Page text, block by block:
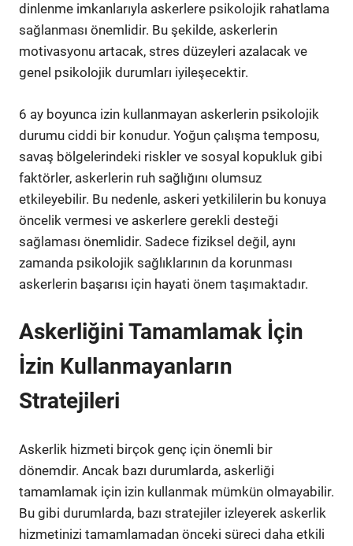
dinlenme imkanlarıyla askerlere psikolojik rahatlama
sağlanması önemlidir. Bu şekilde, askerlerin
motivasyonu artacak, stres düzeyleri azalacak ve
genel psikolojik durumları iyileşecektir.
6 ay boyunca izin kullanmayan askerlerin psikolojik
durumu ciddi bir konudur. Yoğun çalışma temposu,
savaş bölgelerindeki riskler ve sosyal kopukluk gibi
faktörler, askerlerin ruh sağlığını olumsuz
etkileyebilir. Bu nedenle, askeri yetkililerin bu konuya
öncelik vermesi ve askerlere gerekli desteği
sağlaması önemlidir. Sadece fiziksel değil, aynı
zamanda psikolojik sağlıklarının da korunması
askerlerin başarısı için hayati önem taşımaktadır.
Askerliğini Tamamlamak İçin
İzin Kullanmayanların
Stratejileri
Askerlik hizmeti birçok genç için önemli bir
dönemdir. Ancak bazı durumlarda, askerliği
tamamlamak için izin kullanmak mümkün olmayabilir.
Bu gibi durumlarda, bazı stratejiler izleyerek askerlik
hizmetinizi tamamlamadan önceki süreci daha etkili